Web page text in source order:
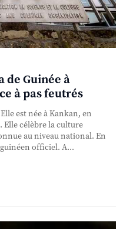
de Guinée à
à pas feutrés
est née à Kankan, en
Elle célèbre la culture
au niveau national. En
officiel. A...